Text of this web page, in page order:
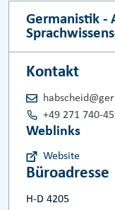
Germanistik -
Kontakt
+49 271 740-
Weblinks
Website
Büroadresse
H-D 4205